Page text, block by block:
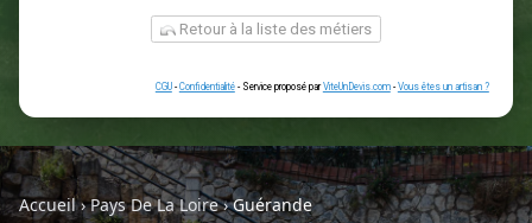
ou
Géolocalisez-moi automatiquement !
Accueil›Pays De La Loire›Guérande